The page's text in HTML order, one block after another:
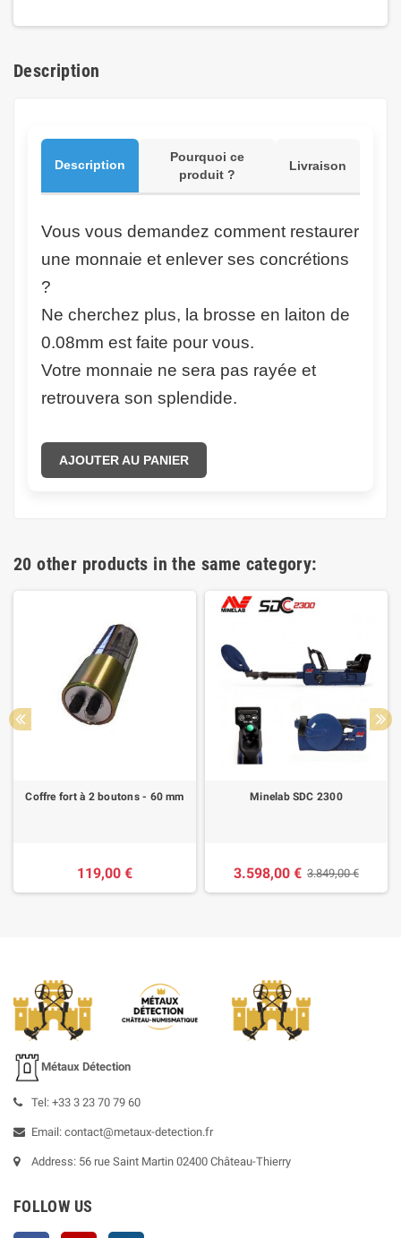
Description
Description
Pourquoi ce
produit ?
Livraison
Vous vous demandez comment restaurer
une monnaie et enlever ses concrétions
?
Ne cherchez plus, la brosse en laiton de
0.08mm est faite pour vous.
Votre monnaie ne sera pas rayée et
retrouvera son splendide.
AJOUTER AU PANIER
20 other products in the same category:
Coffre fort à 2 boutons - 60 mm
119,00 €
Minelab SDC 2300
3.598,00 € 3.849,00 €
Métaux Détection
Tel: +33 3 23 70 79 60
Email: contact@metaux-detection.fr
Address: 56 rue Saint Martin 02400 Château-Thierry
FOLLOW US